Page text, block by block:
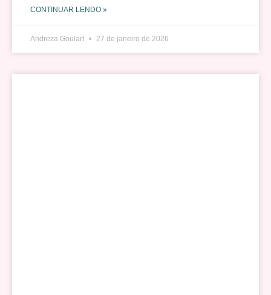
CONTINUAR LENDO »
Andreza Goulart 27 de janeiro de 2026